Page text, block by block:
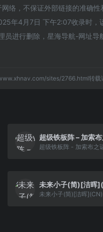
络，不保证外部链接的准确性
年4月7日 下午2:07收录时，
员进行删除，星海导航-网址导
sites/2766.html转载